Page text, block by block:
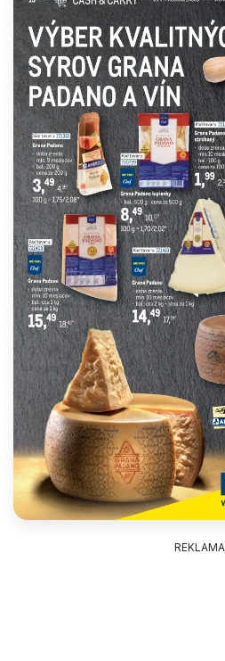
REKLAMA